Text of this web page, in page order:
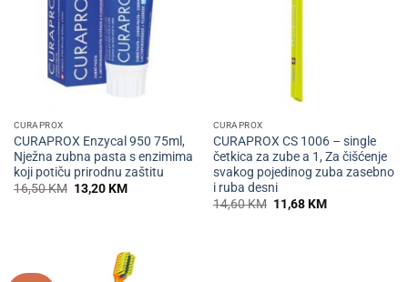
CURAPROX
CURAPROX Enzycal 950 75ml,
Nježna zubna pasta s enzimima
koji potiču prirodnu zaštitu
16,50KM Izvorna
cijena
13,20KMTrenutna
CURAPROX
CURAPROX CS 1006 – single
četkica za zube a 1, Za čišćenje
svakog pojedinog zuba zasebno
i ruba desni
14,60KM Izvorna
cijena
11,68KMTrenutna